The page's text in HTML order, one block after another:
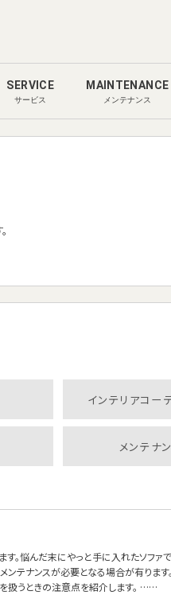
SERVICE
サービス
MAINTENANCE
メンテナンス
インテリアコー
メンテナ
す。悩んだ末にやっと手に入れたソファ
ンテナンスが必要となる場合が有ります
扱うときの注意点を紹介します。 ……